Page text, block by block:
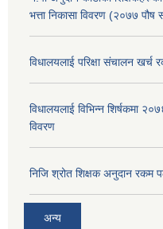
भत्ता निकासा विवरण (२०७७ पौष
विधालयलाई परिक्षा स‌ंचालन खर्च
विधालयलाई विभिन्न शिर्षकमा
विवरण
निजि श्रोत शिक्षक अनुदान रकम
अन्य